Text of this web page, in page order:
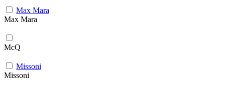
Max Mara
Max Mara
McQ
Missoni
Missoni